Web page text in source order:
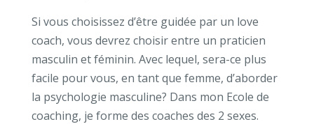
Si vous choisissez d’être guidée par un love
coach, vous devrez choisir entre un praticien
masculin et féminin. Avec lequel, sera-ce plus
facile pour vous, en tant que femme, d’aborder
la psychologie masculine? Dans mon Ecole de
coaching, je forme des coaches des 2 sexes.